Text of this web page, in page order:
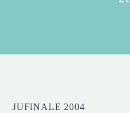
JUFINALE 2004